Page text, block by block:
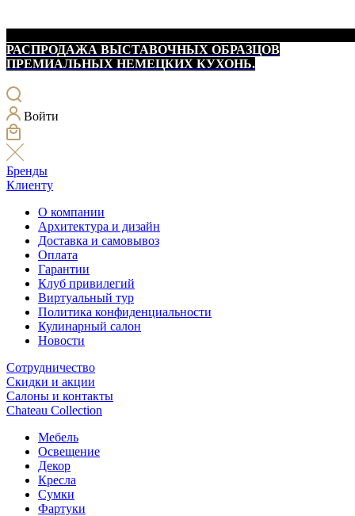
РАСПРОДАЖА ВЫСТАВОЧНЫХ ОБРАЗЦОВ
ПРЕМИАЛЬНЫХ НЕМЕЦКИХ КУХОНЬ.
Войти
Бренды
Клиенту
О компании
Архитектура и дизайн
Доставка и самовывоз
Оплата
Гарантии
Клуб привилегий
Виртуальный тур
Политика конфиденциальности
Кулинарный салон
Новости
Сотрудничество
Скидки и акции
Салоны и контакты
Chateau Collection
Мебель
Освещение
Декор
Кресла
Сумки
Фартуки